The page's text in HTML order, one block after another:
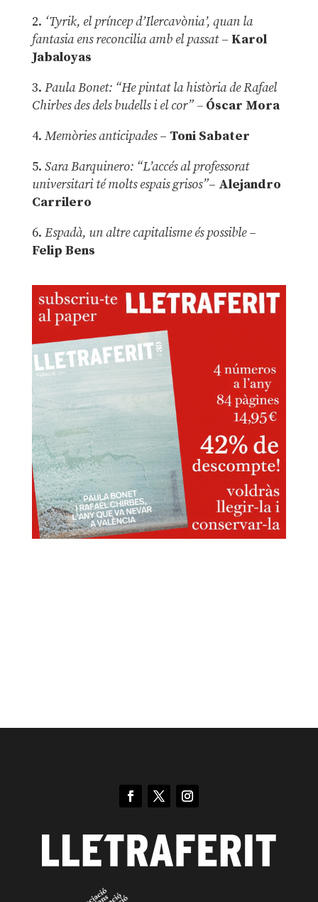
2. ‘Tyrik, el príncep d’Ilercavònia’, quan la
fantasia ens reconcilia amb el passat– Karol
Jabaloyas
3. Paula Bonet: “He pintat la història de Rafael
Chirbes des dels budells i el cor” –Óscar Mora
4. Memòries anticipades– Toni Sabater
5. Sara Barquinero: “L’accés al professorat
universitari té molts espais grisos”– Alejandro
Carrilero
6. Espadà, un altre capitalisme és possible –
Felip Bens